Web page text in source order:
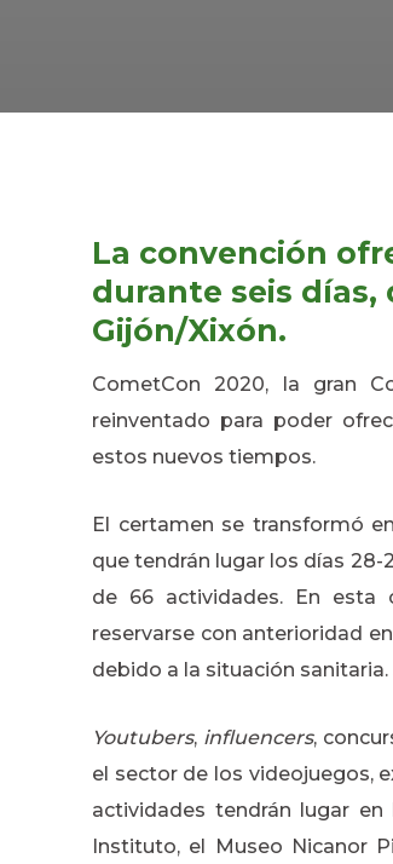
La convención
durante seis días,
Gijón/Xixón.
CometCon 2020, la gran
reinventado para poder
estos nuevos tiempos.
El certamen se transformó
que tendrán lugar los días
de 66 actividades. En esta
reservarse con anterioridad
debido a la situación
Youtubers, influencers,
el sector de los videojuegos,
actividades tendrán lugar
Instituto, el Museo Nicanor